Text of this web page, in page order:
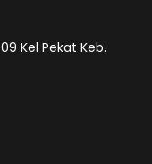
Kel Pekat Keb.